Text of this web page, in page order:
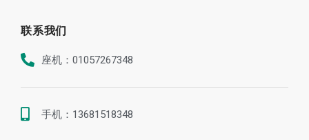
联系我们
座机：01057267348
手机：13681518348